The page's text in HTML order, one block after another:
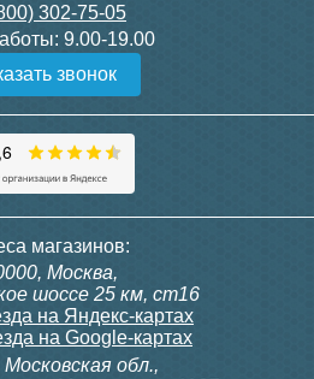
302-75-05
9.00-19.00
звонок
магазинов:
Москва,
шоссе 25 км, ст16
на Яндекс-картах
на Google-картах
Московская обл.,